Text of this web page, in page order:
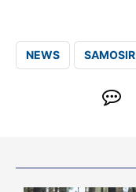
NEWS SAMOSIR